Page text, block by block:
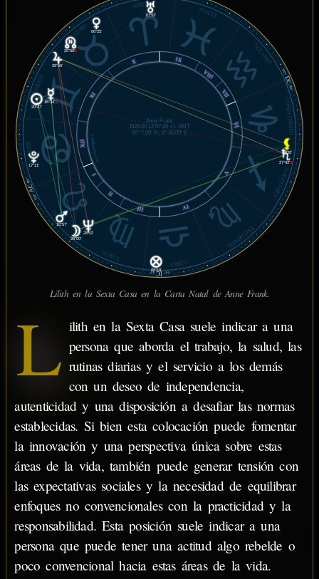
© MiSabueso.com
00°
AC
06'
00°
DC
06'
06°
IC
49'
ARIES
TAURO
GÉMINIS
CÁNCER
LEO
VIRGO
LIBRA
ESCORPIÓN
SAGITARIO
CAPRICORNIO
ACUARIO
PISCIS
X
XI
XII
I
II
III IV
V
VI
VII
VIII
IX
20°47'
26°00'
16°34'℞
06°25'
16°57'
29°56'
27°42'℞
10°53'
28°53'
17°11'
02°20'
20°55'℞
05°18'
Anne Frank
1929.06.12 07:30 +1 GMT
50° 7.00' N, 8° 40.00' E
Lilith en la Sexta Casa en la Carta Natal de Anne Frank.
L ilith en la Sexta Casa suele indicar a una
persona que aborda el trabajo, la salud, las
rutinas diarias y el servicio a los demás
con un deseo de independencia,
autenticidad y una disposición a desafiar las normas
establecidas. Si bien esta colocación puede fomentar
la innovación y una perspectiva única sobre estas
áreas de la vida, también puede generar tensión con
las expectativas sociales y la necesidad de equilibrar
enfoques no convencionales con la practicidad y la
responsabilidad. Esta posición suele indicar a una
persona que puede tener una actitud algo rebelde o
poco convencional hacia estas áreas de la vida.